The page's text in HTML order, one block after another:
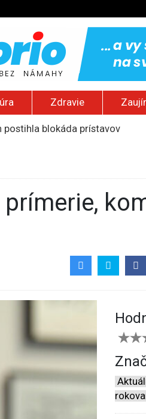
Zdravie
postihla blokáda prístavov
Zelených